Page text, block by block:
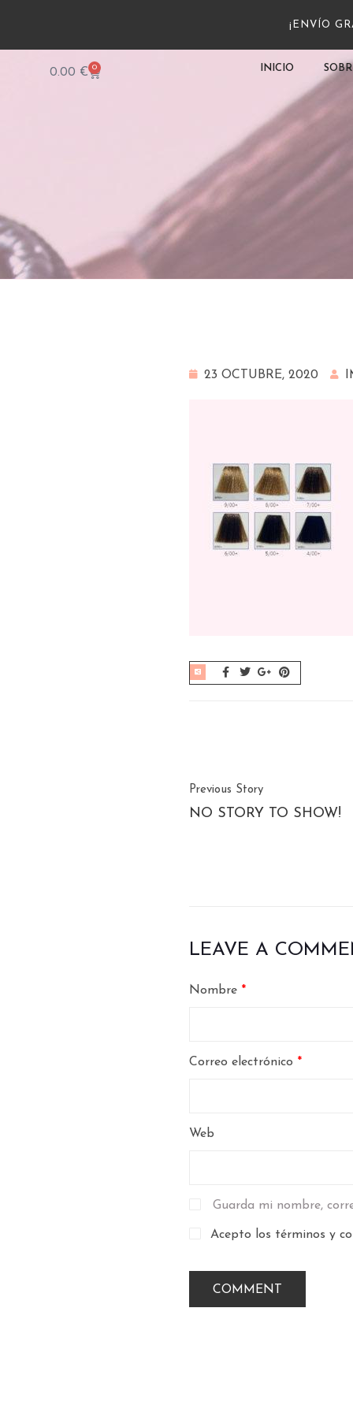
¡ENVÍO
0.00 € 0 INICIO
23 OCTUBRE, 2020
Previous Story
NO STORY TO SHOW!
LEAVE A
Nombre *
Correo electrónico *
Web
Guarda mi nombre,
Acepto los términos y